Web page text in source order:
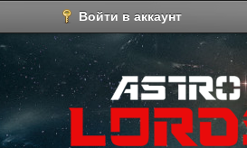
Войти в аккаунт